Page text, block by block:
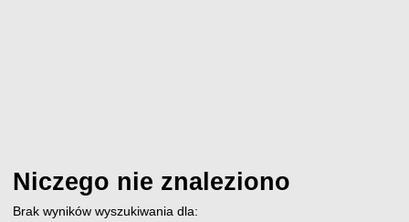
Niczego nie znaleziono
Brak wyników wyszukiwania dla: